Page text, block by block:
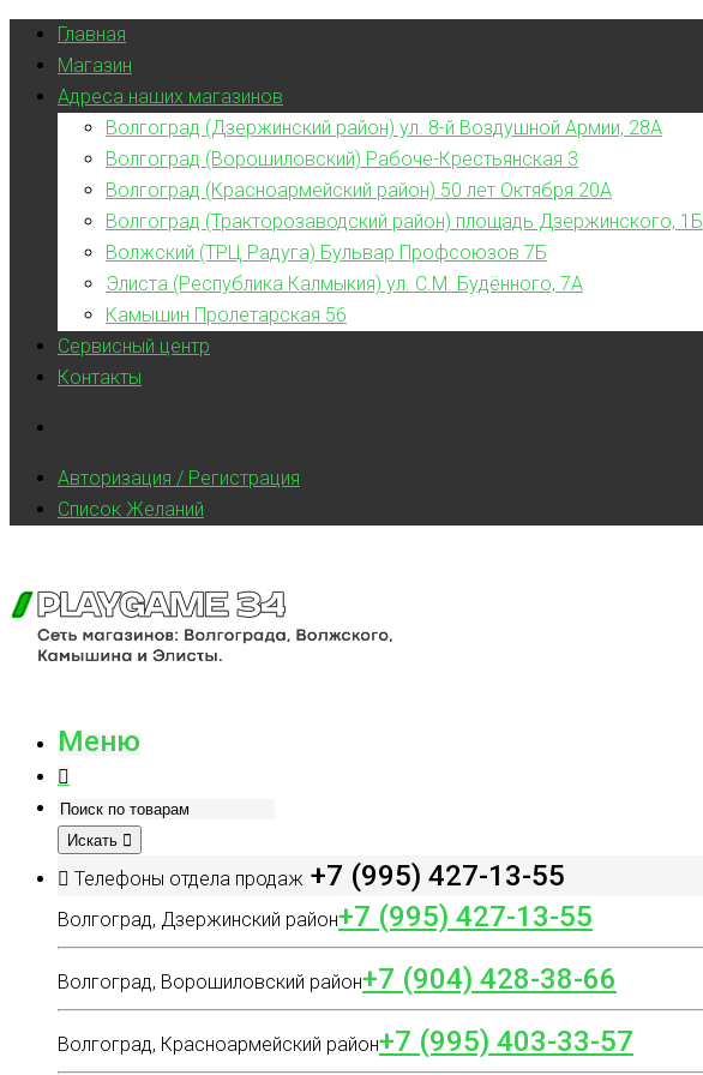
Главная
Магазин
Адреса наших магазинов
Волгоград (Дзержинский район) ул. 8-й Воздушной Армии, 28А
Волгоград (Ворошиловский) Рабоче-Крестьянская 3
Волгоград (Красноармейский район) 50 лет Октября 20А
Волгоград (Тракторозаводский район) площадь Дзержинского, 1Б
Волжский (ТРЦ Радуга) Бульвар Профсоюзов 7Б
Элиста (Республика Калмыкия) ул. С.М. Будённого, 7А
Камышин Пролетарская 56
Сервисный центр
Контакты
Авторизация / Регистрация
Список Желаний
Меню
Искать
Телефоны отдела продаж +7 (995) 427-13-55
Волгоград, Дзержинский район+7 (995) 427-13-55
Волгоград, Ворошиловский район+7 (904) 428-38-66
Волгоград, Красноармейский район+7 (995) 403-33-57